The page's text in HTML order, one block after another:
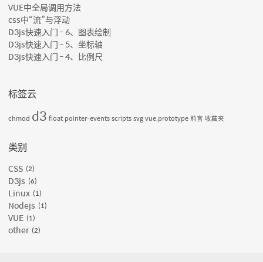
VUE中全局调用方法
css中“流”与浮动
D3js快速入门 - 6、图表绘制
D3js快速入门 - 5、坐标轴
D3js快速入门 - 4、比例尺
标签云
chmod d3 float pointer-eventsscriptssvgvue.prototype前言 收藏夹
类别
CSS 2
D3js 6
Linux 1
Nodejs 1
VUE 1
other 2